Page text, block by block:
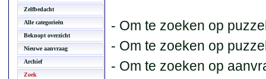
Zelfbedacht
Alle categorieën
Beknopt overzicht
Nieuwe aanvraag
Archief
Zoek
- Om te zoeken op
- Om te zoeken op
- Om te zoeken op